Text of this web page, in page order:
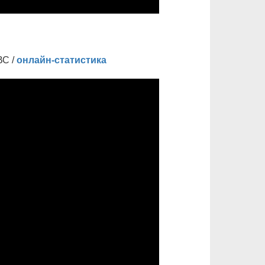
/онлайн-статистика